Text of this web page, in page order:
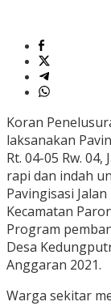
Koran
laksanakan
Rt. 04-05 Rw.
rapi dan indah
Pavingisasi
Kecamatan
Program
Desa
Anggaran 2021.
Warga sekitar